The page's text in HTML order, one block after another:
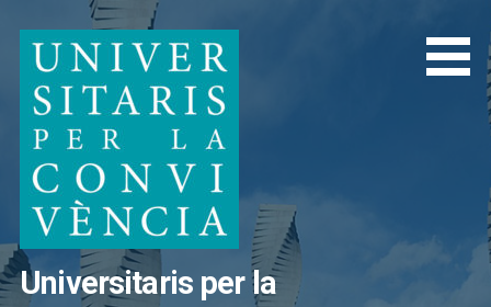
contenido
Universitaris per la